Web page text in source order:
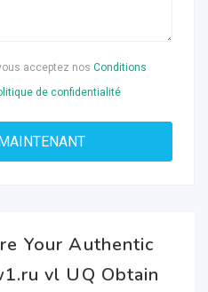
acceptez nos Conditions
de confidentialité
Your Authentic
vl UQ Obtain